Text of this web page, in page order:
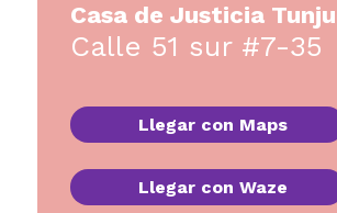
Casa de Justicia
Calle 51 sur #7-35
Llegar con Maps
Llegar con Waze